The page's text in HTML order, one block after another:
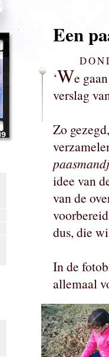
Een
‘We
verslag
Zo
idee van
van de
dus, die
In de
allemaal